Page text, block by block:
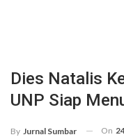
Dies Natalis
UNP Siap
By Jurnal Sumbar On